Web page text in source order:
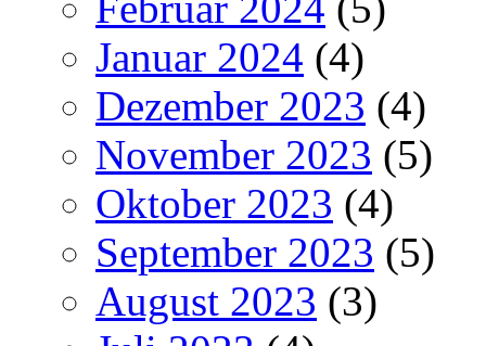
Januar 2024 (4)
Dezember 2023 (4)
November 2023 (5)
Oktober 2023 (4)
September 2023 (5)
August 2023 (3)